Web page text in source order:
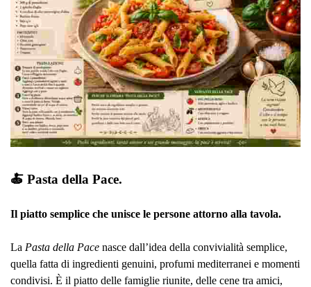
🍝 Pasta della Pace.
Il piatto semplice che unisce le persone attorno alla tavola.
La Pasta della Pace nasce dall’idea della convivialità semplice,
quella fatta di ingredienti genuini, profumi mediterranei e momenti
condivisi. È il piatto delle famiglie riunite, delle cene tra amici,